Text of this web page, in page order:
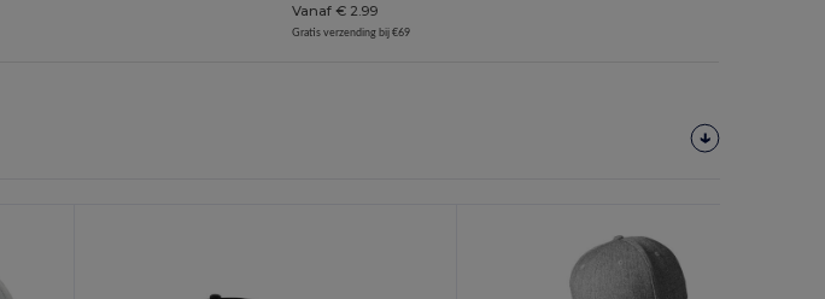
Vanaf € 2.99
Gratis verzending bij €69